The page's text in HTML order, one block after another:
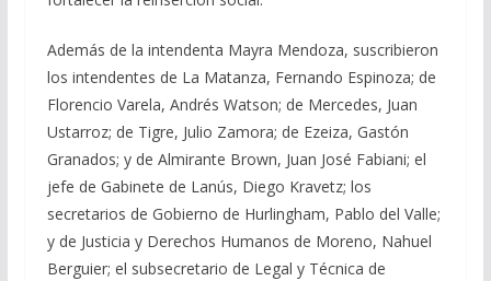
Además de la intendenta Mayra Mendoza, suscribieron
los intendentes de La Matanza, Fernando Espinoza; de
Florencio Varela, Andrés Watson; de Mercedes, Juan
Ustarroz; de Tigre, Julio Zamora; de Ezeiza, Gastón
Granados; y de Almirante Brown, Juan José Fabiani; el
jefe de Gabinete de Lanús, Diego Kravetz; los
secretarios de Gobierno de Hurlingham, Pablo del Valle;
y de Justicia y Derechos Humanos de Moreno, Nahuel
Berguier; el subsecretario de Legal y Técnica de